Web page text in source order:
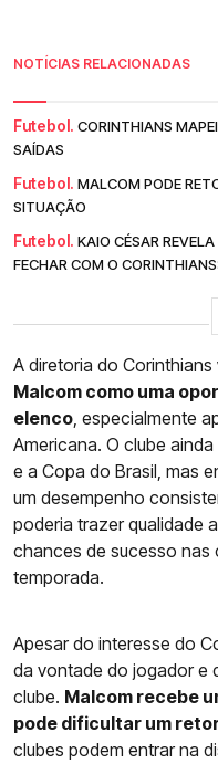
NOTÍCIAS RELACIONADAS
Futebol. CORINTHIANS
SAÍDAS
Futebol. MALCOM PODE
SITUAÇÃO
Futebol. KAIO CÉSAR
FECHAR COM O
A diretoria do Corinthians
Malcom como uma
elenco, especialmente
Americana. O clube
e a Copa do Brasil, mas
um desempenho
poderia trazer qualidade
chances de sucesso
temporada.
Apesar do interesse do
da vontade do jogador e
clube. Malcom recebe
pode dificultar um
clubes podem entrar na